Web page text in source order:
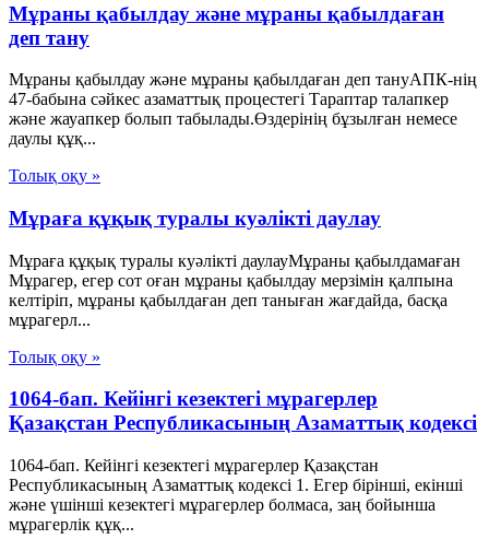
Мұраны қабылдау және мұраны қабылдаған
деп тану
Мұраны қабылдау және мұраны қабылдаған деп тануАПК-нің
47-бабына сәйкес азаматтық процестегі Тараптар талапкер
және жауапкер болып табылады.Өздерінің бұзылған немесе
даулы құқ...
Толық оқу »
Мұраға құқық туралы куәлікті даулау
Мұраға құқық туралы куәлікті даулауМұраны қабылдамаған
Мұрагер, егер сот оған мұраны қабылдау мерзімін қалпына
келтіріп, мұраны қабылдаған деп таныған жағдайда, басқа
мұрагерл...
Толық оқу »
1064-бап. Кейiнгi кезектегi мұрагерлер
Қазақстан Республикасының Азаматтық кодексi
1064-бап. Кейiнгi кезектегi мұрагерлер Қазақстан
Республикасының Азаматтық кодексi 1. Егер бiрiншi, екiншi
және үшiншi кезектегi мұрагерлер болмаса, заң бойынша
мұрагерлiк құқ...